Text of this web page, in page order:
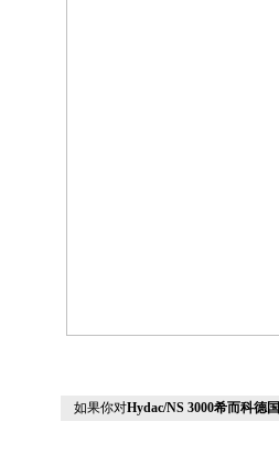
如果你对Hydac/NS 3000希而科德